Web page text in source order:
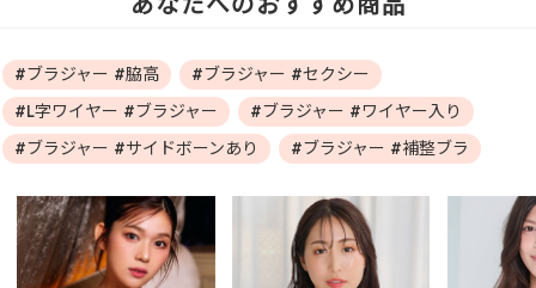
#ブラジャー #脇高
#ブラジャー #セクシー
#L字ワイヤー #ブラジャー
#ブラジャー #ワイヤー入り
#ブラジャー #サイドボーンあり
#ブラジャー #補整ブラ